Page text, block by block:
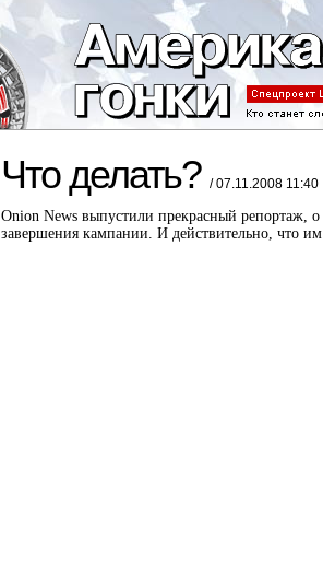
Что делать? / 07.11.2008 11:40
Onion News выпустили прекрасный репортаж,
завершения кампании. И действительно, что им